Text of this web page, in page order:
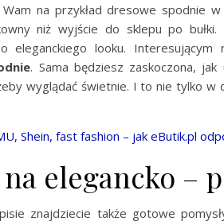
na przykład dresowe spodnie
niż wyjście do sklepu po
eleganckiego looku. Interesującym
. Sama będziesz zaskoczona,
wyglądać świetnie. I to nie tylko w
Shein, fast fashion – jak eButik.pl
elegancko –
znajdziecie także gotowe